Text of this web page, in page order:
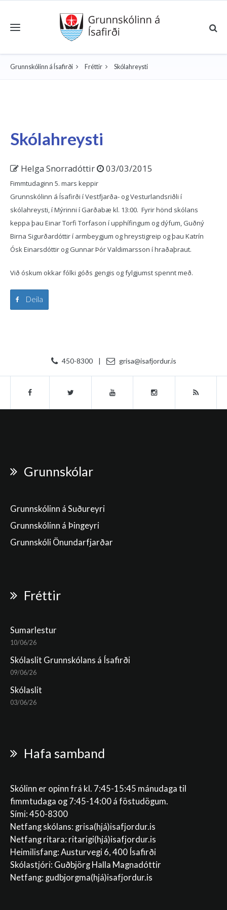
Toggle navigation
Grunnskólinn á Ísafirði Fréttir Skólahreysti
Skólahreysti
Helga Snorradóttir 03/03/2015
Fimmtudaginn 5. mars keppir
Grunnskólinn á Ísafirði í Vestfjarða- og Vesturlandsriðli í
skólahreysti, í Mýrinni í Garðabæ kl. 13:00. Fyrir hönd skólans
keppa þau Einar Torfi Torfason í upphífingum og dýfum, Guðný
Birna Sigurðardóttir í armbeygjum og hreystigreip og þau Katrín
Ósk Einarsdóttir og Gunnar Þór Valdimarsson í hraðaþraut.
Við óskum okkar fólki góðs gengis og fylgjumst spennt með.
Deila
450-8300 | grisa@isafjordur.is
Grunnskólar
Grunnskólinn á Suðureyri
Grunnskólinn á Þingeyri
Grunnskóli Önundarfjarðar
Fréttir
Sumarlestur
10/06/26
Skólaslit Grunnskólans á Ísafirði
09/06/26
Skólaslit
03/06/26
Hafa samband
Skólinn er opinn frá kl. 7:45-15:45 mánudaga til
fimmtudaga og 7:45-14:00 á föstudögum.
Sími: 450-8300
Netfang skólans: grisa(hjá)isafjordur.is
Netfang ritara: ritarigi(hjá)isafjordur.is
Heimilisfang: Austurvegi 6, 400 Ísafirði
Skólastjóri: Guðbjörg Halla Magnadóttir
Netfang: gudbjorgma(hjá)isafjordur.is